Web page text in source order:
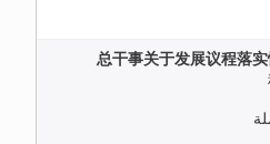
总干事关于发展议程落